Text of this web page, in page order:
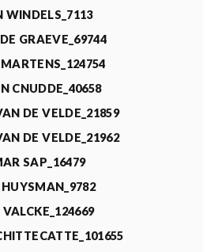
WINDELS_7113
GRAEVE_69744
CNUDDE_40658
DE VELDE_21859
DE VELDE_21962
SAP_16479